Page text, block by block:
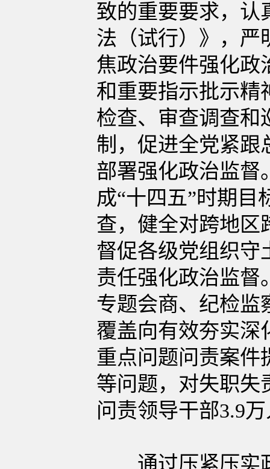
致的重要要求，认
法（试行）》，严
焦政治要件强化政
和重要指示批示精
检查、审查调查和
制，促进全党紧跟
部署强化政治监督
成“十四五”时期
查，健全对跨地区
督促各级党组织守
责任强化政治监督
专题会商、纪检监
覆盖向有效夯实深
重点问题问责案件
等问题，对失职失
问责领导干部3.9
通过压紧压实政